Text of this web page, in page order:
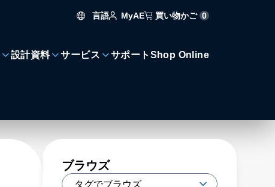
言語 MyAE 買い物かご 0
設計資料 サービス サポート Shop Online
ブラウズ